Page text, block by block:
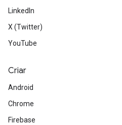
LinkedIn
X (Twitter)
YouTube
Criar
Android
Chrome
Firebase